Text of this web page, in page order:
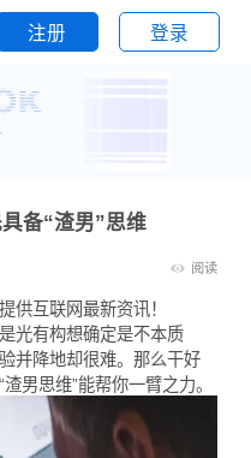
注册 登录
备“渣男”思维
阅读
供互联网最新资讯！
光有构想确定是不本质
并降地却很难。那么干好
男思维”能帮你一臂之力。